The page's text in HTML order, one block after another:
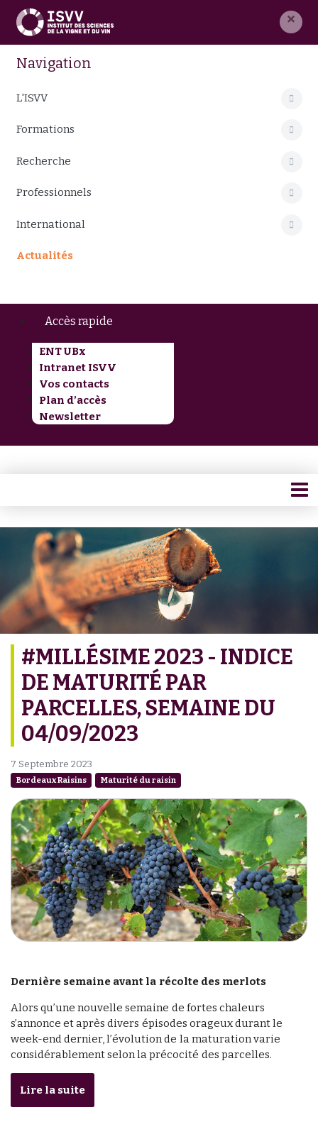
×
Navigation
L'ISVV
Formations
Recherche
Professionnels
International
Actualités
Accès rapide
ENT UBx
Intranet ISVV
Vos contacts
Plan d’accès
Newsletter
#MILLÉSIME 2023 - INDICE
DE MATURITÉ PAR
PARCELLES, SEMAINE DU
04/09/2023
7 Septembre 2023
Bordeaux Raisins Maturité du raisin
Dernière semaine avant la récolte des merlots
Alors qu’une nouvelle semaine de fortes chaleurs
s’annonce et après divers épisodes orageux durant le
week-end dernier, l’évolution de la maturation varie
considérablement selon la précocité des parcelles.
Lire la suite